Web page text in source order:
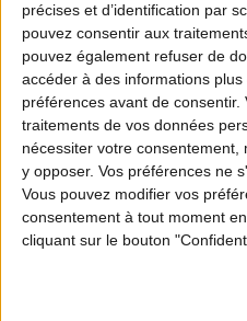
précises et d’identification par
pouvez consentir aux
pouvez également refuser de
accéder à des informations
préférences avant de consentir.
traitements de vos données
nécessiter votre
y opposer. Vos préférences ne
Vous pouvez modifier vos
consentement à tout moment
cliquant sur le bouton
DANS LA MÊME PLAYLIST
ÉPISODE 1
Observer
vues par radar